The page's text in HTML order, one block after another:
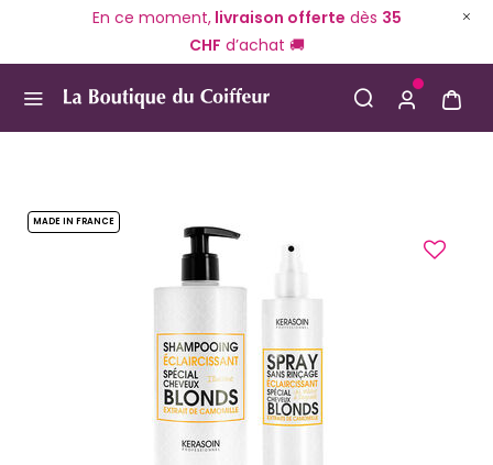
En ce moment,livraison offerte dès 35
CHF d’achat 🚚
MADE IN FRANCE